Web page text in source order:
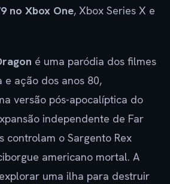
no Xbox One, Xbox Series X e
é uma paródia dos filmes
ação dos anos 80,
versão pós-apocalíptica do
independente de Far
controlam o Sargento Rex
americano mortal. A
uma ilha para destruir